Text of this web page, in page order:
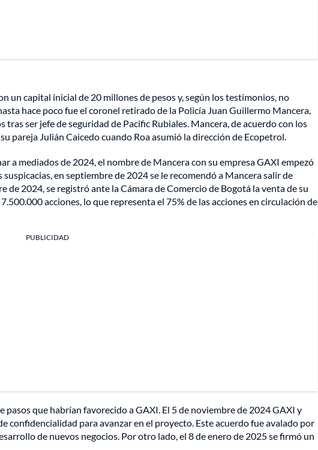
un capital inicial de 20 millones de pesos y, según los testimonios, no
hace poco fue el coronel retirado de la Policía Juan Guillermo Mancera,
ser jefe de seguridad de Pacific Rubiales. Mancera, de acuerdo con los
pareja Julián Caicedo cuando Roa asumió la dirección de Ecopetrol.
a mediados de 2024, el nombre de Mancera con su empresa GAXI empezó
en septiembre de 2024 se le recomendó a Mancera salir de
de 2024, se registró ante la Cámara de Comercio de Bogotá la venta de su
acciones, lo que representa el 75% de las acciones en circulación de
PUBLICIDAD
que habrían favorecido a GAXI. El 5 de noviembre de 2024 GAXI y
confidencialidad para avanzar en el proyecto. Este acuerdo fue avalado por
de nuevos negocios. Por otro lado, el 8 de enero de 2025 se firmó un